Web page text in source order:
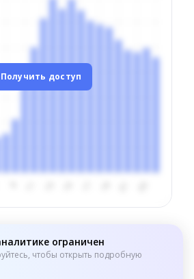
Получить доступ
ограничен
чтобы открыть подробную